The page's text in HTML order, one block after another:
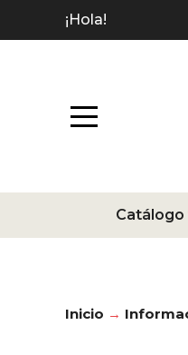
¡Hola!
Catálogo
Inicio